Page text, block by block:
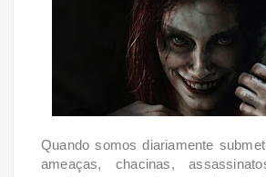
Quando somos diariamente
ameaças, chacinas,